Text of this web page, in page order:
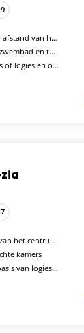
9
centrum van Venetië
en terras
logies en ontbijt
7
van Mestre
kamers
logies en ontbijt